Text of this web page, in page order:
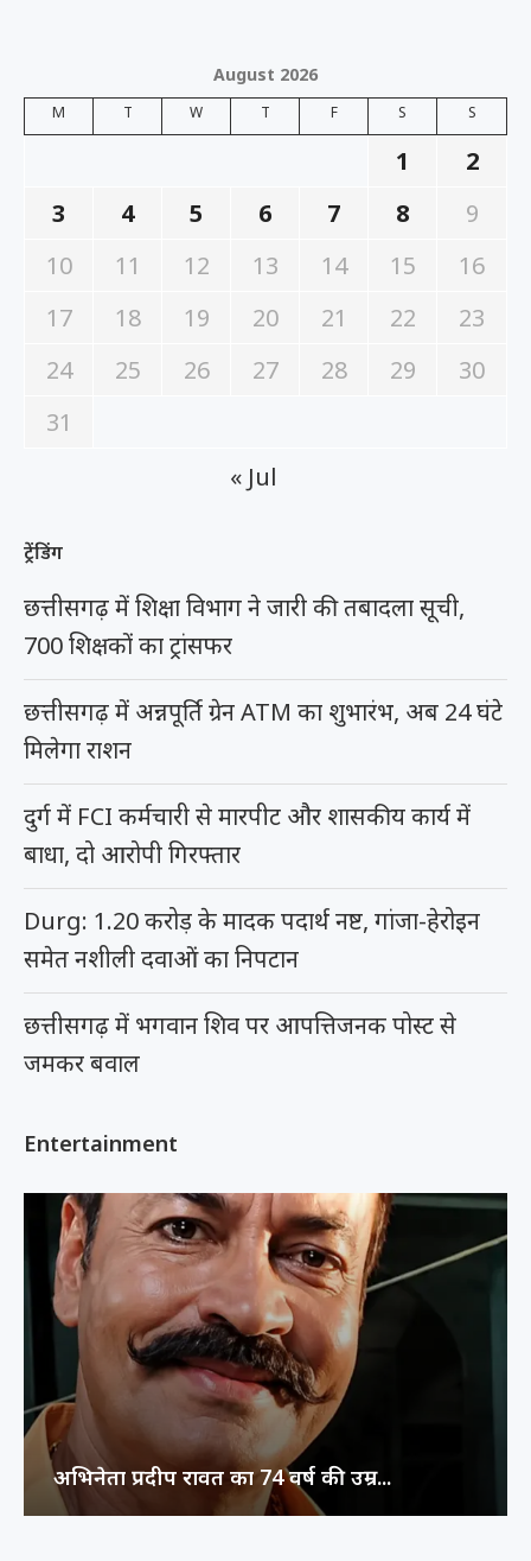
August 2026
M T W T F S S
1
2
3
4 5 6 7 8
9
10
11 12 13 14 15
16
17
18 19 20 21 22
23
24
25 26 27 28 29
30
31
« Jul
ट्रेंडिंग
छत्तीसगढ़ में शिक्षा विभाग ने जारी की तबादला सूची,
700 शिक्षकों का ट्रांसफर
छत्तीसगढ़ में अन्नपूर्ति ग्रेन ATM का शुभारंभ, अब 24 घंटे
मिलेगा राशन
दुर्ग में FCI कर्मचारी से मारपीट और शासकीय कार्य में
बाधा, दो आरोपी गिरफ्तार
Durg: 1.20 करोड़ के मादक पदार्थ नष्ट, गांजा-हेरोइन
समेत नशीली दवाओं का निपटान
छत्तीसगढ़ में भगवान शिव पर आपत्तिजनक पोस्ट से
जमकर बवाल
Entertainment
अभिनेता प्रदीप रावत का 74 वर्ष की उम्र...